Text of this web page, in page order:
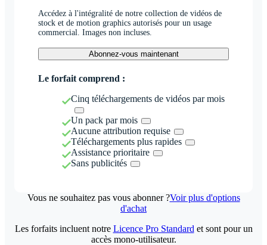
Accédez à l'intégralité de notre collection de vidéos de
stock et de motion graphics autorisés pour un usage
commercial. Images non incluses.
Abonnez-vous maintenant
Le forfait comprend :
Cinq téléchargements de vidéos par mois
Un pack par mois
Aucune attribution requise
Téléchargements plus rapides
Assistance prioritaire
Sans publicités
Vous ne souhaitez pas vous abonner ?Voir plus d'options
d'achat
Les forfaits incluent notre Licence Pro Standard et sont pour un
accès mono-utilisateur.